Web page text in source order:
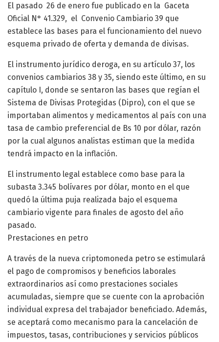
El pasado 26 de enero fue publicado en la Gaceta
Oficial N° 41.329, el Convenio Cambiario 39 que
establece las bases para el funcionamiento del nuevo
esquema privado de oferta y demanda de divisas.
El instrumento jurídico deroga, en su artículo 37, los
convenios cambiarios 38 y 35, siendo este último, en su
capítulo I, donde se sentaron las bases que regían el
Sistema de Divisas Protegidas (Dipro), con el que se
importaban alimentos y medicamentos al país con una
tasa de cambio preferencial de Bs 10 por dólar, razón
por la cual algunos analistas estiman que la medida
tendrá impacto en la inflación.
El instrumento legal establece como base para la
subasta 3.345 bolívares por dólar, monto en el que
quedó la última puja realizada bajo el esquema
cambiario vigente para finales de agosto del año
pasado.
Prestaciones en petro
A través de la nueva criptomoneda petro se estimulará
el pago de compromisos y beneficios laborales
extraordinarios así como prestaciones sociales
acumuladas, siempre que se cuente con la aprobación
individual expresa del trabajador beneficiado. Además,
se aceptará como mecanismo para la cancelación de
impuestos, tasas, contribuciones y servicios públicos